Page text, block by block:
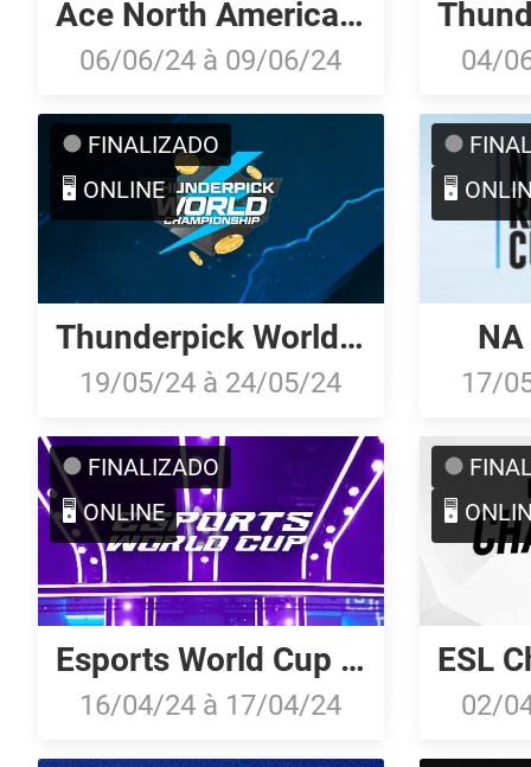
Ace North American Masters Fall 2024
06/06/24 à 09/06/24 04/
FINALIZADO
🖥️ ONLINE
Thunderpick World Championship 2024: North American Series #1
19/05/24 à 24/05/24
🖥️
17/
FINALIZADO
🖥️ ONLINE
Esports World Cup 2024: North American Open Qualifier
16/04/24 à 17/04/24
🖥️
02/